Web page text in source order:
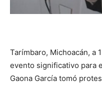
Tarímbaro, Michoacán, a
evento significativo para
Gaona García tomó